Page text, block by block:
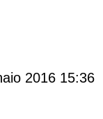
2016 15:36